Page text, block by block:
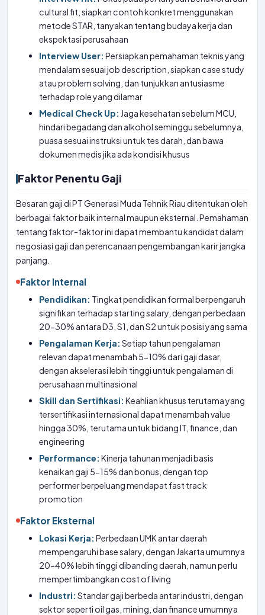
cultural fit, siapkan contoh konkret menggunakan
metode STAR, tanyakan tentang budaya kerja dan
ekspektasi perusahaan
Interview User: Persiapkan pemahaman teknis yang
mendalam sesuai job description, siapkan case study
atau problem solving, dan tunjukkan antusiasme
terhadap role yang dilamar
Medical Check Up: Jaga kesehatan sebelum MCU,
hindari begadang dan alkohol seminggu sebelumnya,
puasa sesuai instruksi untuk tes darah, dan bawa
dokumen medis jika ada kondisi khusus
Faktor Penentu Gaji
Besaran gaji di PT Generasi Muda Tehnik Riau ditentukan oleh
berbagai faktor baik internal maupun eksternal. Pemahaman
tentang faktor-faktor ini dapat membantu kandidat dalam
negosiasi gaji dan perencanaan pengembangan karir jangka
panjang.
Faktor Internal
Pendidikan: Tingkat pendidikan formal berpengaruh
signifikan terhadap starting salary, dengan perbedaan
20-30% antara D3, S1, dan S2 untuk posisi yang sama
Pengalaman Kerja: Setiap tahun pengalaman
relevan dapat menambah 5-10% dari gaji dasar,
dengan akselerasi lebih tinggi untuk pengalaman di
perusahaan multinasional
Skill dan Sertifikasi: Keahlian khusus terutama yang
tersertifikasi internasional dapat menambah value
hingga 30%, terutama untuk bidang IT, finance, dan
engineering
Performance: Kinerja tahunan menjadi basis
kenaikan gaji 5-15% dan bonus, dengan top
performer berpeluang mendapat fast track
promotion
Faktor Eksternal
Lokasi Kerja: Perbedaan UMK antar daerah
mempengaruhi base salary, dengan Jakarta umumnya
20-40% lebih tinggi dibanding daerah, namun perlu
mempertimbangkan cost of living
Industri: Standar gaji berbeda antar industri, dengan
sektor seperti oil gas, mining, dan finance umumnya